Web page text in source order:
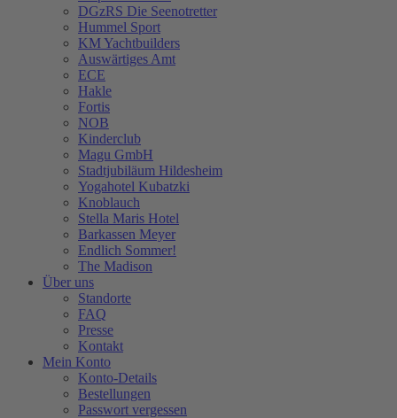
DGzRS Die Seenotretter
Hummel Sport
KM Yachtbuilders
Auswärtiges Amt
ECE
Hakle
Fortis
NOB
Kinderclub
Magu GmbH
Stadtjubiläum Hildesheim
Yogahotel Kubatzki
Knoblauch
Stella Maris Hotel
Barkassen Meyer
Endlich Sommer!
The Madison
Über uns
Standorte
FAQ
Presse
Kontakt
Mein Konto
Konto-Details
Bestellungen
Passwort vergessen